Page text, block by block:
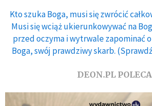
Kto szuka Boga, musi się zwrócić
Musi się wciąż ukierunkowywać na
przed oczyma i wytrwale zapominać
Boga, swój prawdziwy skarb.
DEON.PL POLECA